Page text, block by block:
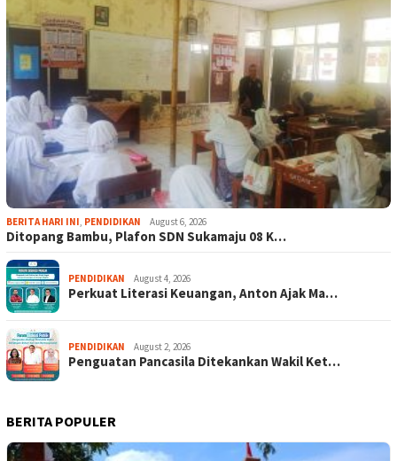
BERITA HARI INI, PENDIDIKAN August 6, 2026
Ditopang Bambu, Plafon SDN Sukamaju 08 K…
PENDIDIKAN August 4, 2026
Perkuat Literasi Keuangan, Anton Ajak Ma…
PENDIDIKAN August 2, 2026
Penguatan Pancasila Ditekankan Wakil Ket…
BERITA POPULER